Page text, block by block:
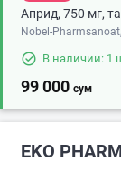
Априд, 750 мг,
Nobel-
В наличии: 1
99 000 сум
EKO